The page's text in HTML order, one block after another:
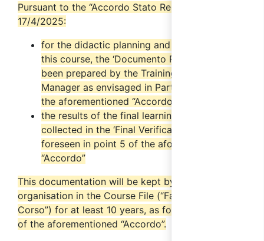
Pursuant to the “Accordo Stato Regioni” of
17/4/2025:
for the didactic planning and organisation of
this course, the ‘Documento Progettuale’ has
been prepared by the Training Project
Manager as envisaged in Part IV point 2.6 of
the aforementioned “Accordo”
the results of the final learning tests will be
collected in the ‘Final Verification Report’ as
foreseen in point 5 of the aforementioned
“Accordo”
This documentation will be kept by the training
organisation in the Course File (“Fascicolo del
Corso”) for at least 10 years, as foreseen in point 7
of the aforementioned “Accordo”.